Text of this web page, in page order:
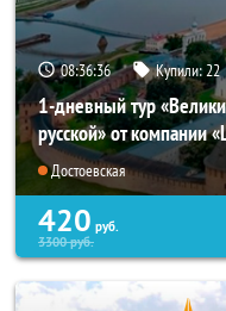
08:36:34 Купили: 22
1-дневный тур
русской» от компании
Достоевская
420 руб.
3300руб.